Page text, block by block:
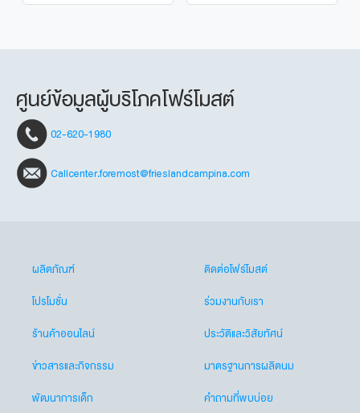
ศูนย์ข้อมูลผู้บริโภคโฟร์โมสต์
02-620-1980
Callcenter.foremost@frieslandcampina.com
ผลิตภัณฑ์
โปรโมชั่น
ร้านค้าออนไลน์
ข่าวสารและกิจกรรม
พัฒนาการเด็ก
ติดต่อโฟร์โมสต์
ร่วมงานกับเรา
ประวัติและวิสัยทัศน์
มาตรฐานการผลิตนม
คำถามที่พบบ่อย